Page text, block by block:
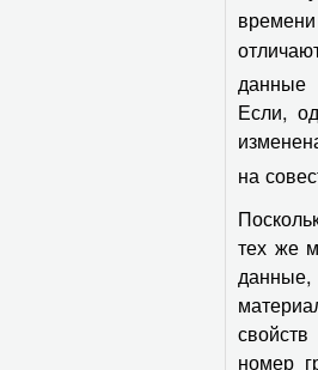
данные
Если,
на
тех же
номер